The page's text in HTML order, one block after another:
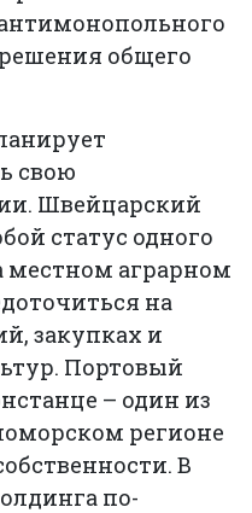
общего
свою
Швейцарский
статус одного
местном аграрном
на
закупках и
Портовый
– один из
регионе
В
по-